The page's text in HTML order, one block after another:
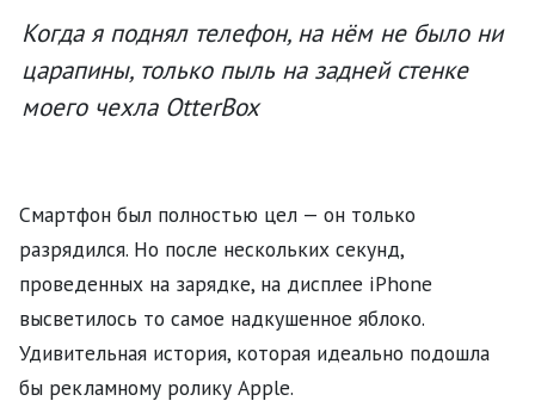
Когда я поднял телефон, на нём не было ни
царапины, только пыль на задней стенке
моего чехла OtterBox
Смартфон был полностью цел — он только
разрядился. Но после нескольких секунд,
проведенных на зарядке, на дисплее iPhone
высветилось то самое надкушенное яблоко.
Удивительная история, которая идеально подошла
бы рекламному ролику Apple.